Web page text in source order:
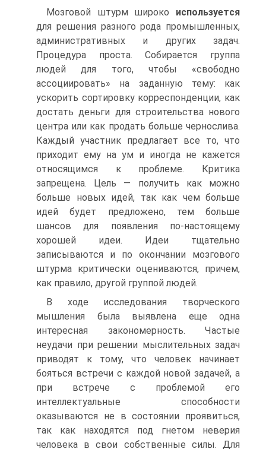
Мозговой штурм широко используется
для решения разного рода промышленных,
административных и других задач.
Процедура проста. Собирается группа
людей для того, чтобы «свободно
ассоциировать» на заданную тему: как
ускорить сортировку корреспонденции, как
достать деньги для строительства нового
центра или как продать больше чернослива.
Каждый участник предлагает все то, что
приходит ему на ум и иногда не кажется
относящимся к проблеме. Критика
запрещена. Цель — получить как можно
больше новых идей, так как чем больше
идей будет предложено, тем больше
шансов для появления по-настоящему
хорошей идеи. Идеи тщательно
записываются и по окончании мозгового
штурма критически оцениваются, причем,
как правило, другой группой людей.
В ходе исследования творческого
мышления была выявлена еще одна
интересная закономерность. Частые
неудачи при решении мыслительных задач
приводят к тому, что человек начинает
бояться встречи с каждой новой задачей, а
при встрече с проблемой его
интеллектуальные способности
оказываются не в состоянии проявиться,
так как находятся под гнетом неверия
человека в свои собственные силы. Для